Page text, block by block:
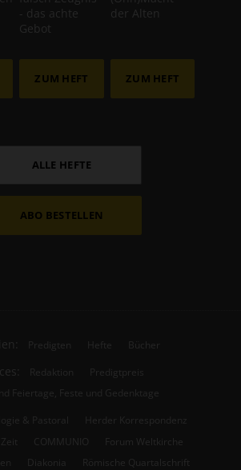
- das achte
Gebot
ZUM HEFT
der Alten
ZUM HEFT
ALLE HEFTE
ABO BESTELLEN
Predigten Hefte Bücher
Redaktion
Predigtpreis
Feiertage, Feste und Gedenktage
& Pastoral
Herder Korrespondenz
COMMUNIO
Forum Weltkirche
Diakonia Römische Quartalschrift